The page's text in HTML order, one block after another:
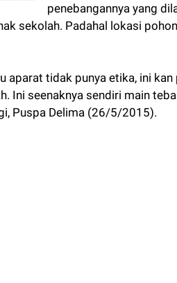
penebangannya yang
sekolah. Padahal lokasi
aparat tidak punya etika, ini kan
Ini seenaknya sendiri main
Puspa Delima (26/5/2015).